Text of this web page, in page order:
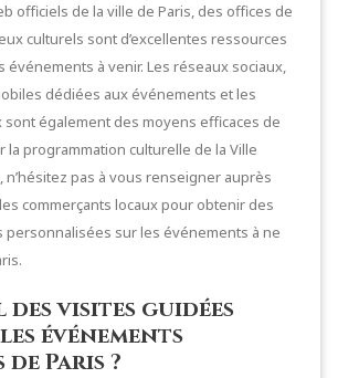
officiels de la ville de Paris, des offices de
culturels sont d’excellentes ressources
événements à venir. Les réseaux sociaux,
dédiées aux événements et les
sont également des moyens efficaces de
programmation culturelle de la Ville
n’hésitez pas à vous renseigner auprès
commerçants locaux pour obtenir des
personnalisées sur les événements à ne
visites guidées
événements
Paris ?